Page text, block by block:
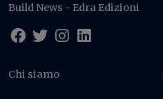
Build News - Edra Edizioni
Chi siamo